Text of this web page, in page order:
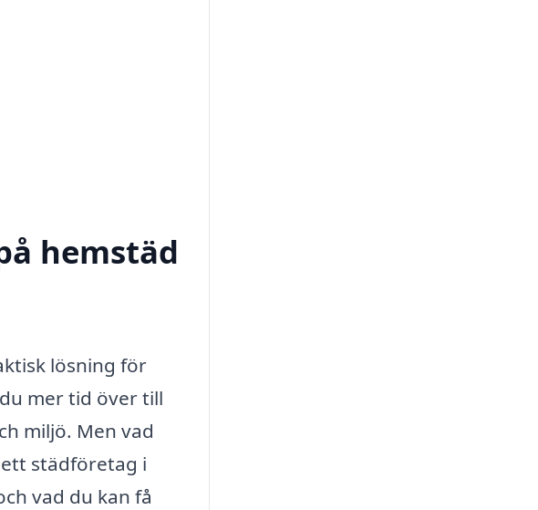
hemstäd
lösning för
mer tid över till
miljö. Men vad
städföretag i
vad du kan få